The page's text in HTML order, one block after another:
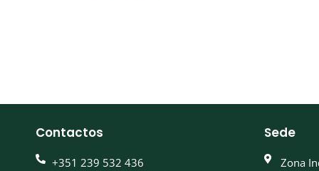
Contactos
+351 239 532 436
Sede
Zona